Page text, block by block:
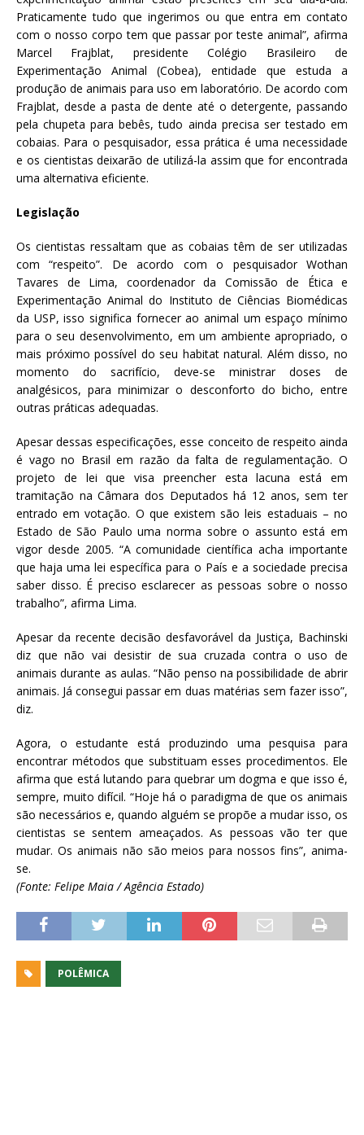
Praticamente tudo que ingerimos ou que entra em contato
com o nosso corpo tem que passar por teste animal”, afirma
Marcel Frajblat, presidente Colégio Brasileiro de
Experimentação Animal (Cobea), entidade que estuda a
produção de animais para uso em laboratório. De acordo com
Frajblat, desde a pasta de dente até o detergente, passando
pela chupeta para bebês, tudo ainda precisa ser testado em
cobaias. Para o pesquisador, essa prática é uma necessidade
e os cientistas deixarão de utilizá-la assim que for encontrada
uma alternativa eficiente.
Legislação
Os cientistas ressaltam que as cobaias têm de ser utilizadas
com “respeito”. De acordo com o pesquisador Wothan
Tavares de Lima, coordenador da Comissão de Ética e
Experimentação Animal do Instituto de Ciências Biomédicas
da USP, isso significa fornecer ao animal um espaço mínimo
para o seu desenvolvimento, em um ambiente apropriado, o
mais próximo possível do seu habitat natural. Além disso, no
momento do sacrifício, deve-se ministrar doses de
analgésicos, para minimizar o desconforto do bicho, entre
outras práticas adequadas.
Apesar dessas especificações, esse conceito de respeito ainda
é vago no Brasil em razão da falta de regulamentação. O
projeto de lei que visa preencher esta lacuna está em
tramitação na Câmara dos Deputados há 12 anos, sem ter
entrado em votação. O que existem são leis estaduais – no
Estado de São Paulo uma norma sobre o assunto está em
vigor desde 2005. “A comunidade científica acha importante
que haja uma lei específica para o País e a sociedade precisa
saber disso. É preciso esclarecer as pessoas sobre o nosso
trabalho”, afirma Lima.
Apesar da recente decisão desfavorável da Justiça, Bachinski
diz que não vai desistir de sua cruzada contra o uso de
animais durante as aulas. “Não penso na possibilidade de abrir
animais. Já consegui passar em duas matérias sem fazer isso”,
diz.
Agora, o estudante está produzindo uma pesquisa para
encontrar métodos que substituam esses procedimentos. Ele
afirma que está lutando para quebrar um dogma e que isso é,
sempre, muito difícil. “Hoje há o paradigma de que os animais
são necessários e, quando alguém se propõe a mudar isso, os
cientistas se sentem ameaçados. As pessoas vão ter que
mudar. Os animais não são meios para nossos fins”, anima-
se.
(Fonte: Felipe Maia / Agência Estado)
POLÊMICA